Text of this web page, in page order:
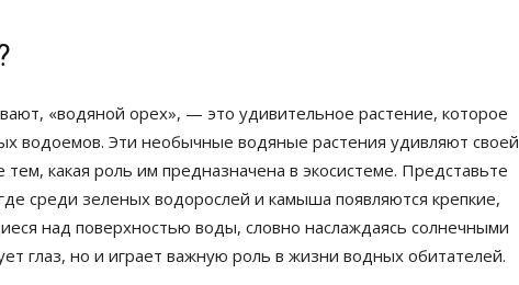
«водяной орех», — это удивительное растение, которое
водоемов. Эти необычные водяные растения удивляют своей
какая роль им предназначена в экосистеме. Представьте
среди зеленых водорослей и камыша появляются крепкие,
над поверхностью воды, словно наслаждаясь солнечными
глаз, но и играет важную роль в жизни водных обитателей.